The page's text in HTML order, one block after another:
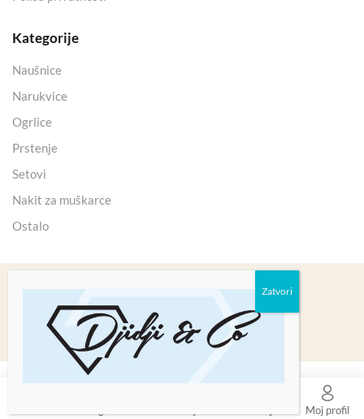
Moj profil
Kategorije
Naušnice
Narukvice
Ogrlice
Prstenje
Setovi
Nakit za muškarce
Ostalo
Copyright 2025 © Kristali Minerali d.o.o